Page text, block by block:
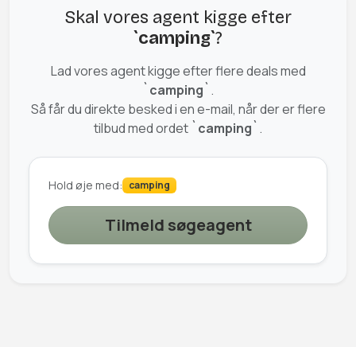
Skal vores agent kigge efter
`camping`?
Lad vores agent kigge efter flere deals med
`camping` .
Så får du direkte besked i en e-mail, når der er flere
tilbud med ordet `camping` .
Hold øje med: camping
Tilmeld søgeagent